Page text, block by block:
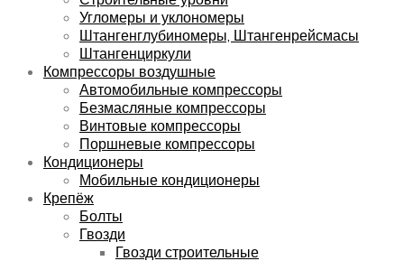
Угломеры и уклономеры
Штангенглубиномеры, Штангенрейсмасы
Штангенциркули
Компрессоры воздушные
Автомобильные компрессоры
Безмасляные компрессоры
Винтовые компрессоры
Поршневые компрессоры
Кондиционеры
Мобильные кондиционеры
Крепёж
Болты
Гвозди
Гвозди строительные